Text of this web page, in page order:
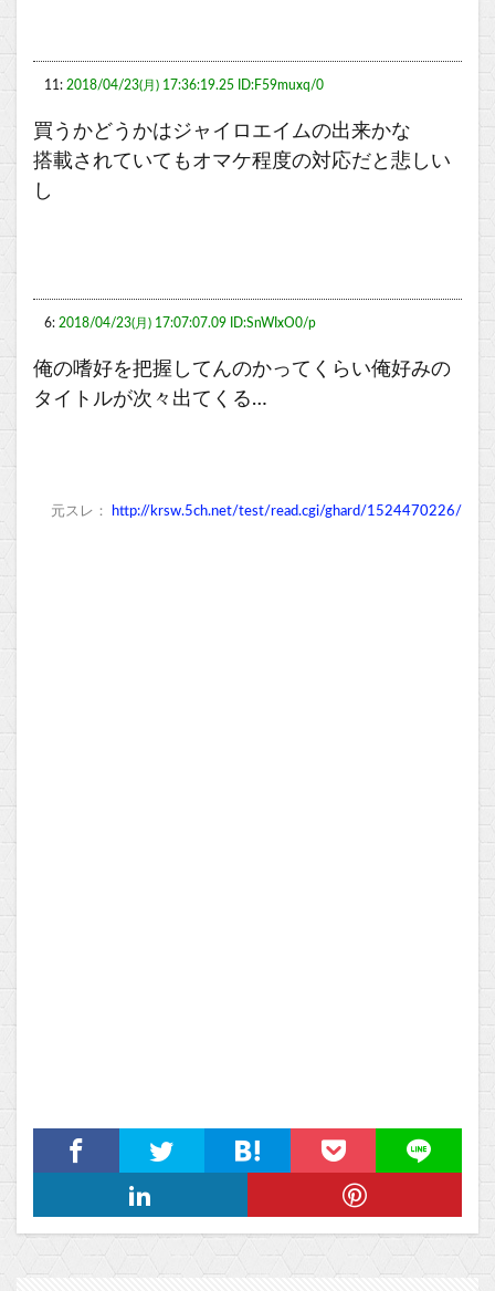
11: 2018/04/23(月) 17:36:19.25 ID:F59muxq/0
買うかどうかはジャイロエイムの出来かな
搭載されていてもオマケ程度の対応だと悲しい
し
6: 2018/04/23(月) 17:07:07.09 ID:SnWIxO0/p
俺の嗜好を把握してんのかってくらい俺好みの
タイトルが次々出てくる…
元スレ： http://krsw.5ch.net/test/read.cgi/ghard/1524470226/